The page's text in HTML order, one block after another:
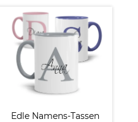
Edle Namens-Tassen